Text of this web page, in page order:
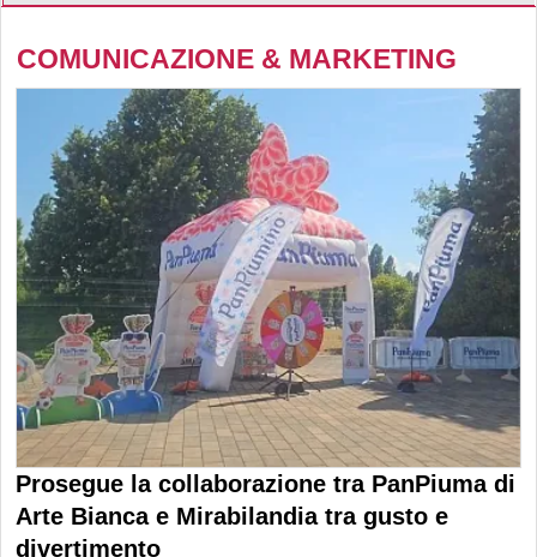
COMUNICAZIONE & MARKETING
Prosegue la collaborazione tra PanPiuma di
Arte Bianca e Mirabilandia tra gusto e
divertimento